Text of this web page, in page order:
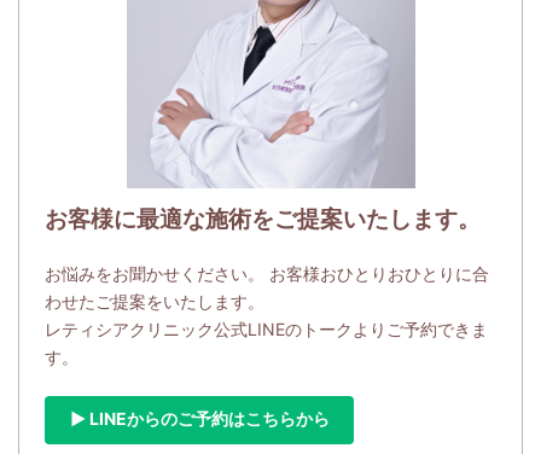
お客様に最適な施術をご提案いたします。
お悩みをお聞かせください。 お客様おひとりおひとりに合
わせたご提案をいたします。
レティシアクリニック公式LINEのトークよりご予約できま
す。
▶ LINEからのご予約はこちらから